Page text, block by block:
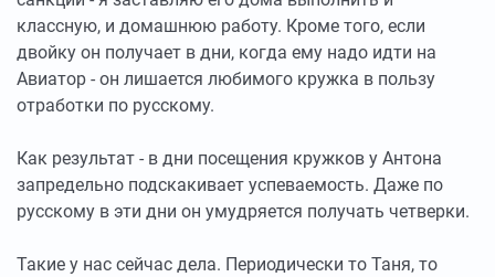
классную, и домашнюю работу. Кроме того, если
двойку он получает в дни, когда ему надо идти на
Авиатор - он лишается любимого кружка в пользу
отработки по русскому.
Как результат - в дни посещения кружков у Антона
запредельно подскакивает успеваемость. Даже по
русскому в эти дни он умудряется получать четверки.
Такие у нас сейчас дела. Периодически то Таня, то